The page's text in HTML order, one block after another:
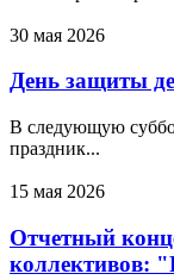
30 мая 2026
День защиты
В следующую
праздник...
15 мая 2026
Отчетный
коллективов: